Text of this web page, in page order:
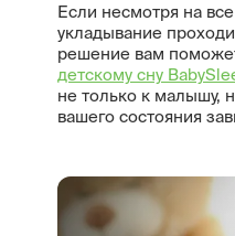
Если несмотря на
укладывание
решение вам
детскому сну
не только к малышу,
вашего состояния